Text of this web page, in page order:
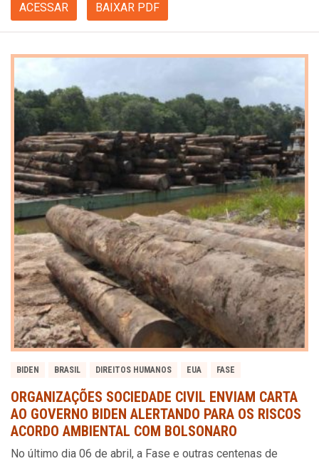
ACESSAR BAIXAR PDF
BIDEN BRASIL DIREITOS HUMANOS EUA FASE
ORGANIZAÇÕES SOCIEDADE CIVIL ENVIAM CARTA
AO GOVERNO BIDEN ALERTANDO PARA OS RISCOS
ACORDO AMBIENTAL COM BOLSONARO
No último dia 06 de abril, a Fase e outras centenas de